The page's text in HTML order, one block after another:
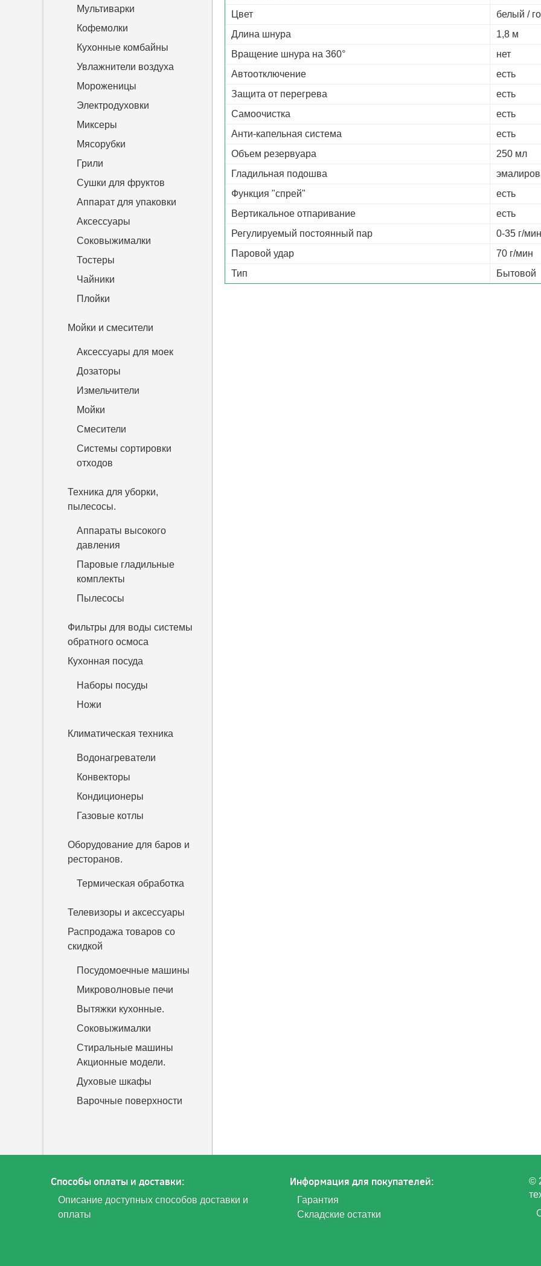
Цвет
белый /
Длина шнура
1,8 м
Вращение шнура на 360°
нет
Автоотключение
есть
Защита от перегрева
есть
Самоочистка
есть
Анти-капельная система
есть
Объем резервуара
250 мл
Гладильная подошва
Функция "спрей"
есть
Вертикальное отпаривание
есть
Регулируемый постоянный пар
0-35 г/мин
Паровой удар
70 г/мин
Тип
Бытовой
Мультиварки
Кофемолки
Кухонные комбайны
Увлажнители воздуха
Мороженицы
Электродуховки
Миксеры
Мясорубки
Грили
Сушки для фруктов
Аппарат для упаковки
Аксессуары
Соковыжималки
Тостеры
Чайники
Плойки
Мойки и смесители
Аксессуары для моек
Дозаторы
Измельчители
Мойки
Смесители
Системы сортировки
отходов
Техника для уборки,
пылесосы.
Аппараты высокого
давления
Паровые гладильные
комплекты
Пылесосы
Фильтры для воды системы
обратного осмоса
Кухонная посуда
Наборы посуды
Ножи
Климатическая техника
Водонагреватели
Конвекторы
Кондиционеры
Газовые котлы
Оборудование для баров и
ресторанов.
Термическая обработка
Телевизоры и аксессуары
Распродажа товаров со
скидкой
Посудомоечные машины
Микроволновые печи
Вытяжки кухонные.
Соковыжималки
Стиральные машины
Акционные модели.
Духовые шкафы
Варочные поверхности
Способы оплаты и доставки:
Описание доступных способов доставки и
оплаты
Информация для покупателей:
Гарантия
Складские остатки
©